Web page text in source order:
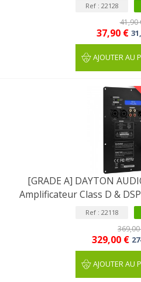
Ref : 22128
37,90 €
41,90
AJOUTER AU
[GRADE A] DAYTON
Amplificateur Class D &
Ref : 22118
329,00 €
AJOUTER AU